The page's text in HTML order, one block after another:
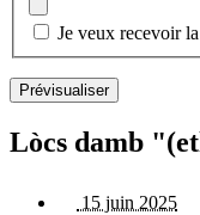
Je veux recevoir
Lòcs damb
15 juin 2025